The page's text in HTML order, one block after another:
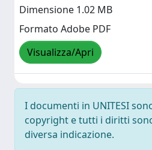
Dimensione 1.02 MB
Formato Adobe PDF
Visualizza/Apri
I documenti in UNITESI
copyright e tutti i diritti
diversa indicazione.